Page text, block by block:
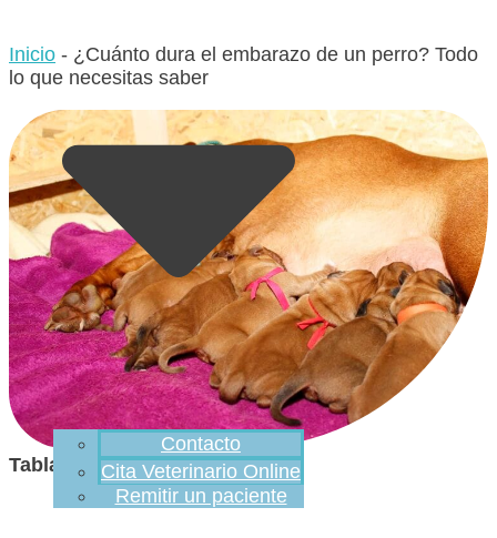
Contacto
Cita Veterinario Online
Remitir un paciente
Inicio - ¿Cuánto dura el embarazo de un perro? Todo
lo que necesitas saber
Tabla de contenidos